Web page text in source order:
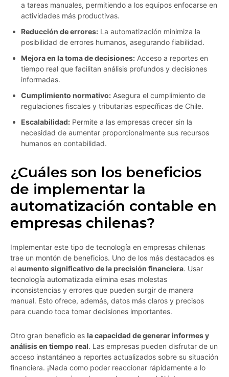
a tareas manuales, permitiendo a los equipos enfocarse en
actividades más productivas.
Reducción de errores: La automatización minimiza la
posibilidad de errores humanos, asegurando fiabilidad.
Mejora en la toma de decisiones: Acceso a reportes en
tiempo real que facilitan análisis profundos y decisiones
informadas.
Cumplimiento normativo: Asegura el cumplimiento de
regulaciones fiscales y tributarias específicas de Chile.
Escalabilidad: Permite a las empresas crecer sin la
necesidad de aumentar proporcionalmente sus recursos
humanos en contabilidad.
¿Cuáles son los beneficios
de implementar la
automatización contable en
empresas chilenas?
Implementar este tipo de tecnología en empresas chilenas
trae un montón de beneficios. Uno de los más destacados es
el aumento significativo de la precisión financiera. Usar
tecnología automatizada elimina esas molestas
inconsistencias y errores que pueden surgir de manera
manual. Esto ofrece, además, datos más claros y precisos
para cuando toca tomar decisiones importantes.
Otro gran beneficio es la capacidad de generar informes y
análisis en tiempo real. Las empresas pueden disfrutar de un
acceso instantáneo a reportes actualizados sobre su situación
financiera. ¡Nada como poder reaccionar rápidamente a lo